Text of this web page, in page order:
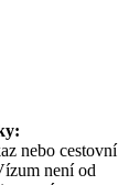
nebo cestovní
není od